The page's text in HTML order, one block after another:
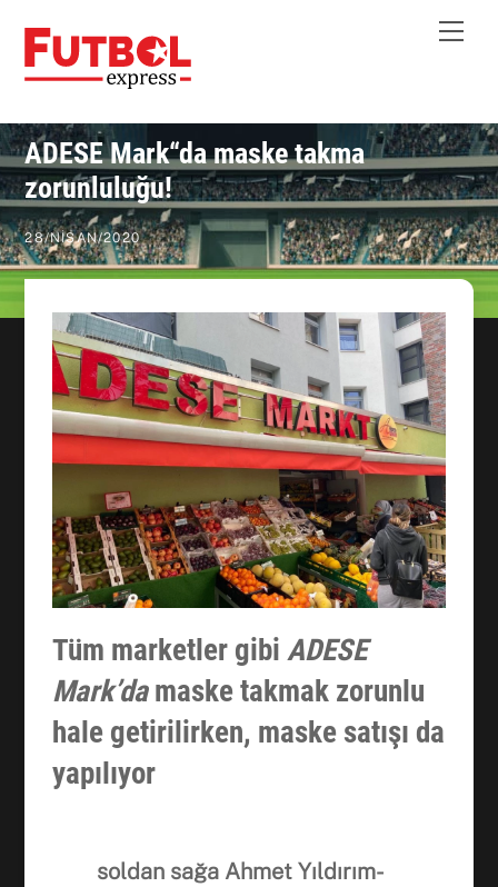
content
ADESE Mark“da maske takma
zorunluluğu!
28/NISAN/2020
Tüm marketler gibi ADESE
Mark’damaske takmak zorunlu
hale getirilirken, maske satışı da
yapılıyor
soldan sağa Ahmet Yıldırım-